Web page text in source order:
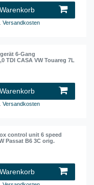
Versandkosten
6-Gang
TDI CASA VW Touareg 7L
Versandkosten
control unit 6 speed
Passat B6 3C orig.